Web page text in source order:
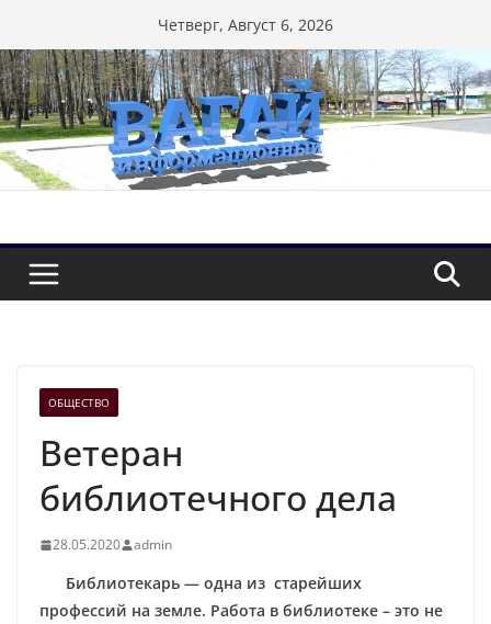
к
содержимому
Четверг, Август 6, 2026
ОБЩЕСТВО
Ветеран
библиотечного дела
28.05.2020 admin
Библиотекарь — одна из старейших
профессий на земле. Работа в библиотеке – это не